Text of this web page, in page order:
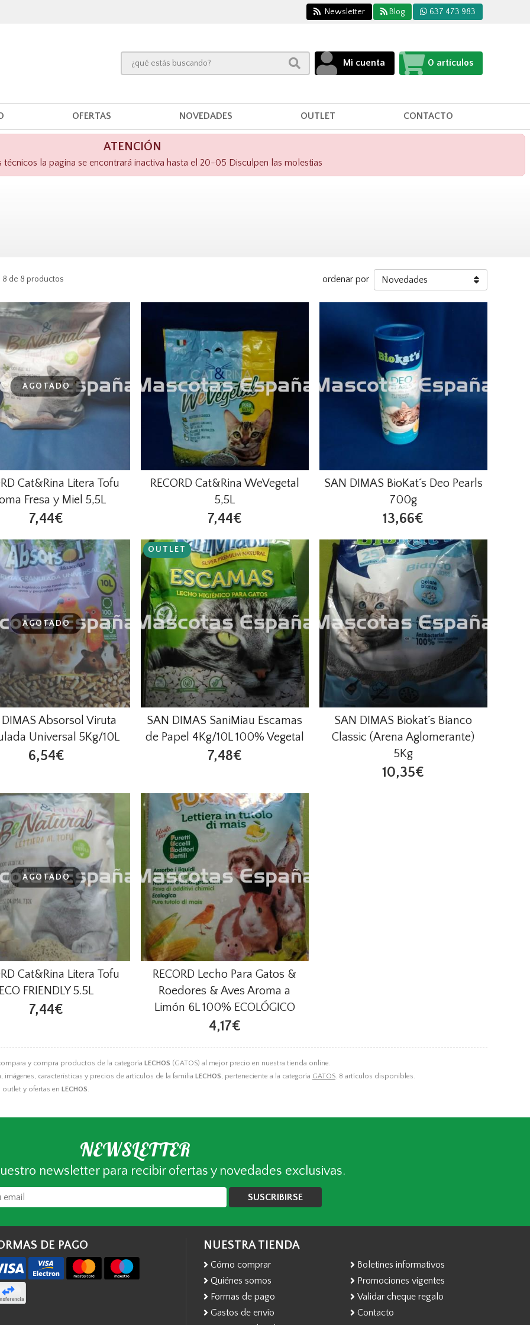
Newsletter Blog 637 473 983
Mi cuenta 0 artículos
OFERTAS NOVEDADES OUTLET CONTACTO
ATENCIÓN
técnicos la pagina se encontrará inactiva hasta el 20-05 Disculpen las molestias
y compra productos de la categoría LECHOS (GATOS) al mejor precio en nuestra tienda online.
imágenes, características y precios de artículos de la familia LECHOS, perteneciente a la categoría GATOS. 8 artículos disponibles.
outlet y ofertas en LECHOS.
8 de 8 productos ordenar por
AGOTADO
Cat&Rina Litera Tofu
Fresa y Miel 5,5L
7,44€
RECORD Cat&Rina WeVegetal
5,5L
7,44€
SAN DIMAS BioKat´s Deo Pearls
700g
13,66€
AGOTADO
Absorsol Viruta
Universal 5Kg/10L
6,54€
OUTLET
SAN DIMAS SaniMiau Escamas
de Papel 4Kg/10L 100% Vegetal
7,48€
SAN DIMAS Biokat´s Bianco
Classic (Arena Aglomerante)
5Kg
10,35€
AGOTADO
Cat&Rina Litera Tofu
FRIENDLY 5.5L
7,44€
RECORD Lecho Para Gatos &
Roedores & Aves Aroma a
Limón 6L 100% ECOLÓGICO
4,17€
NEWSLETTER
newsletter para recibir ofertas y novedades exclusivas.
SUSCRIBIRSE
DE PAGO NUESTRA TIENDA
Cómo comprar
Quiénes somos
Formas de pago
Gastos de envío
Boletines informativos
Promociones vigentes
Validar cheque regalo
Contacto